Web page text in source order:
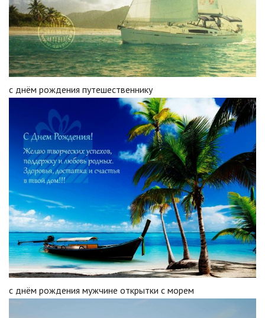
с днём рождения путешественнику
с днём рождения мужчине открытки с морем